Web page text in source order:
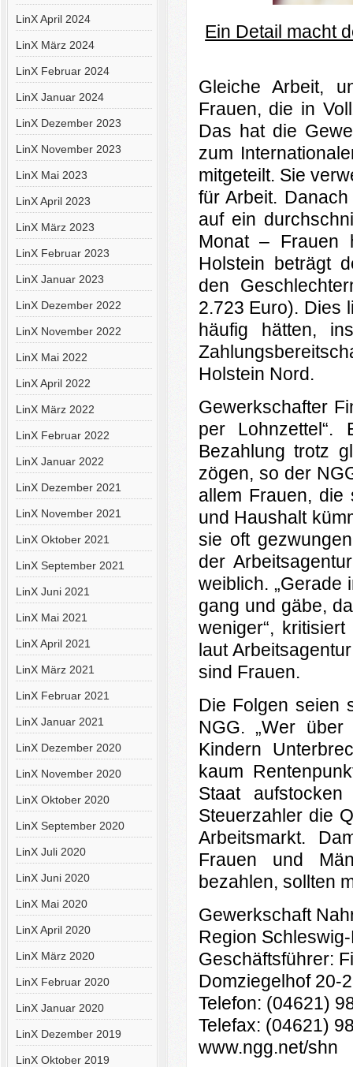
LinX April 2024
LinX März 2024
LinX Februar 2024
LinX Januar 2024
LinX Dezember 2023
LinX November 2023
LinX Mai 2023
LinX April 2023
LinX März 2023
LinX Februar 2023
LinX Januar 2023
LinX Dezember 2022
LinX November 2022
LinX Mai 2022
LinX April 2022
LinX März 2022
LinX Februar 2022
LinX Januar 2022
LinX Dezember 2021
LinX November 2021
LinX Oktober 2021
LinX September 2021
LinX Juni 2021
LinX Mai 2021
LinX April 2021
LinX März 2021
LinX Februar 2021
LinX Januar 2021
LinX Dezember 2020
LinX November 2020
LinX Oktober 2020
LinX September 2020
LinX Juli 2020
LinX Juni 2020
LinX Mai 2020
LinX April 2020
LinX März 2020
LinX Februar 2020
LinX Januar 2020
LinX Dezember 2019
LinX Oktober 2019
Ein Detail macht
Gleiche Arbeit,
Frauen, die in
Das hat die
zum
mitgeteilt. Sie
für Arbeit.
auf ein
Monat – Frauen
Holstein beträgt
den
2.723 Euro). Dies
häufig hätten,
Holstein Nord.
Gewerkschafter
per
Bezahlung trotz
zögen, so der
allem Frauen, die
und Haushalt
sie oft
der
weiblich. „Gerade
gang und gäbe,
weniger“,
laut
sind Frauen.
Die Folgen seien
NGG. „Wer
Kindern
kaum
Staat
Steuerzahler die
Arbeitsmarkt.
Frauen und
bezahlen, sollten
Gewerkschaft
Region
Geschäftsführer:
Domziegelhof 20-
Telefon: (04621)
Telefax: (04621)
www.ngg.net/shn